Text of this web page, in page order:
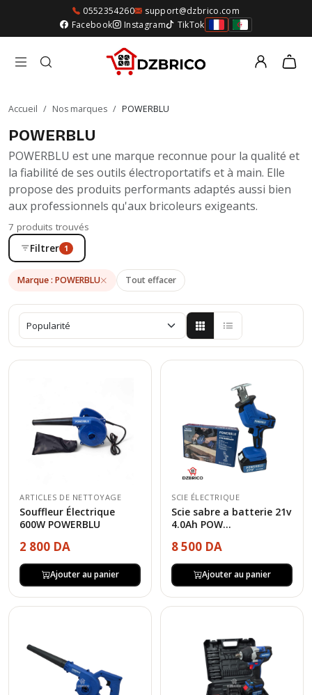
0552354260
support@dzbrico.com
Facebook
Instagram TikTok
Accueil / Nos marques / POWERBLU
POWERBLU
POWERBLU est une marque reconnue pour la qualité et
la fiabilité de ses outils électroportatifs et à main. Elle
propose des produits performants adaptés aussi bien
aux professionnels qu'aux bricoleurs exigeants.
7 produits trouvés
Filtrer 1
Marque : POWERBLU Tout effacer
ARTICLES DE NETTOYAGE
Souffleur Électrique
600W POWERBLU
2 800 DA
Ajouter au panier
SCIE ÉLECTRIQUE
Scie sabre a batterie 21v
4.0Ah POW...
8 500 DA
Ajouter au panier